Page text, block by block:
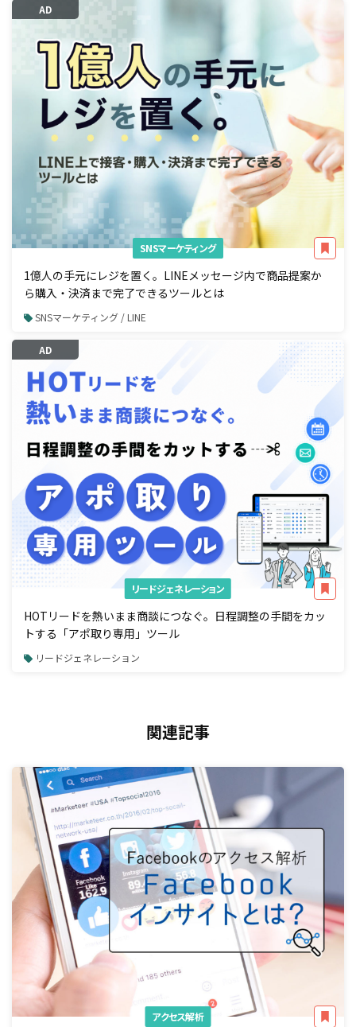
AD
SNSマーケティング
1億人の手元にレジを置く。LINEメッセージ内で商品提案か
ら購入・決済まで完了できるツールとは
SNSマーケティング / LINE
AD
リードジェネレーション
HOTリードを熱いまま商談につなぐ。日程調整の手間をカッ
トする「アポ取り専用」ツール
リードジェネレーション
関連記事
アクセス解析